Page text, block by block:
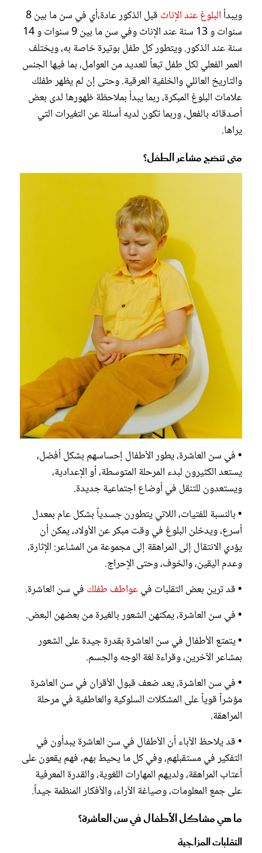
ويبدأ البلوغ عند الإناث
قبل الذكور عادة،أي في سن ما بين 8
سنوات و 13 سنة عند الإناث وفي سن ما بين 9 سنوات و 14
سنة عند الذكور. ويتطور كل طفل بوتيرة خاصة به، ويختلف
العمر الفعلي لكل طفل تبعاً للعديد من العوامل، بما فيها الجنس
والتاريخ العائلي والخلفية العرقية. وحتى إن لم يظهر طفلك
علامات البلوغ المبكرة، ربما يبدأ بملاحظة ظهورها لدى بعض
أصدقائه بالفعل، وربما تكون لديه أسئلة عن التغيرات التي
يراها.
متى تنضج مشاعر الطفل؟
• في سن العاشرة، يطور الأطفال إحساسهم بشكل أفضل،
يستعد الكثيرون لبدء المرحلة المتوسطة، أو الإعدادية،
ويستعدون للتنقل في أوضاع اجتماعية جديدة.
• بالنسبة للفتيات، اللاتي يتطورن جسدياً بشكل عام بمعدل
أسرع، ويدخلن البلوغ في وقت مبكر عن الأولاد، يمكن أن
يؤدي الانتقال إلى المراهقة إلى مجموعة من المشاعر: الإثارة،
وعدم اليقين، والخوف، وحتى الإحراج.
• قد ترين بعض التقلبات فيعواطف طفلك في سن العاشرة.
• في سن العاشرة، يمكنهن الشعور بالغيرة من بعضهن البعض.
• يتمتع الأطفال في سن العاشرة بقدرة جيدة على الشعور
بمشاعر الآخرين، وقراءة لغة الوجه والجسم.
• في سن العاشرة، يعد ضعف قبول الأقران في سن العاشرة
مؤشراً قوياً على المشكلات السلوكية والعاطفية في مرحلة
المراهقة.
• قد يلاحظ الآباء أن الأطفال في سن العاشرة يبدأون في
التفكير في مستقبلهم، وفي كل ما يحيط بهم، فهم يقعون على
أعتاب المراهقة، ولديهم المهارات اللغوية، والقدرة المعرفية
على جمع المعلومات، وصياغة الآراء، والأفكار المنظمة جيداً.
ما هي مشاكل الأطفال في سن العاشرة؟
التقلبات المزاجية